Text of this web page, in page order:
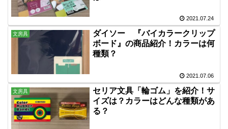
2021.07.24
文房具
ダイソー 『バイカラークリップ
ボード』の商品紹介！カラーは何
種類？
2021.07.06
文房具
セリア文具「輪ゴム」を紹介！サ
イズは？カラーはどんな種類があ
る？